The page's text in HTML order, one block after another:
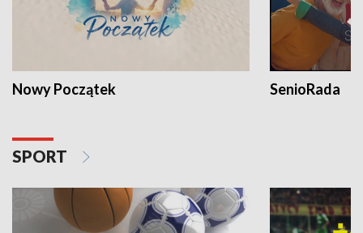
Nowy Początek SenioRada
SPORT